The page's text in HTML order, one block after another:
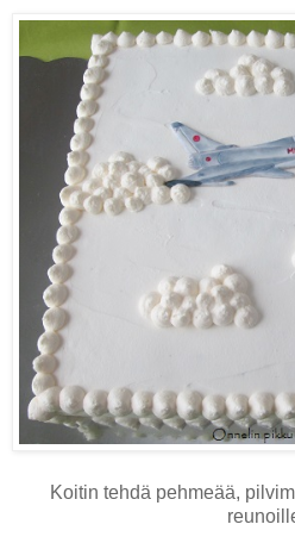
Koitin tehdä pehmeää,